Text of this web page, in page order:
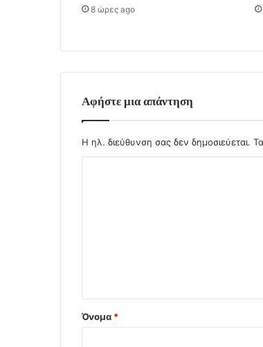
8 ώρες ago
Αφήστε μια απάντηση
Η ηλ. διεύθυνση σας δεν δημοσιεύεται.
Όνομα *